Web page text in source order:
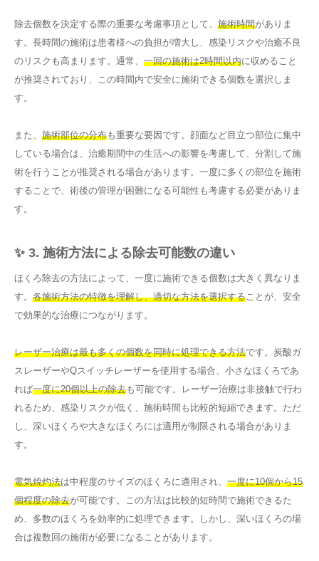
除去個数を決定する際の重要な考慮事項として、 施術時間がありま
す。長時間の施術は患者様への負担が増大し、感染リスクや治癒不良
のリスクも高まります。通常、 一回の施術は2時間以内に収めること
が推奨されており、この時間内で安全に施術できる個数を選択しま
す。
また、 施術部位の分布も重要な要因です。顔面など目立つ部位に集中
している場合は、治癒期間中の生活への影響を考慮して、分割して施
術を行うことが推奨される場合があります。一度に多くの部位を施術
することで、術後の管理が困難になる可能性も考慮する必要がありま
す。
✨ 3. 施術方法による除去可能数の違い
ほくろ除去の方法によって、一度に施術できる個数は大きく異なりま
す。 各施術方法の特徴を理解し、適切な方法を選択する ことが、安全
で効果的な治療につながります。
レーザー治療は最も多くの個数を同時に処理できる方法です。炭酸ガ
スレーザーやQスイッチレーザーを使用する場合、小さなほくろであ
れば一度に20個以上の除去も可能です。レーザー治療は非接触で行わ
れるため、感染リスクが低く、施術時間も比較的短縮できます。ただ
し、深いほくろや大きなほくろには適用が制限される場合がありま
す。
電気焼灼法は中程度のサイズのほくろに適用され、 一度に10個から15
個程度の除去が可能です。この方法は比較的短時間で施術できるた
め、多数のほくろを効率的に処理できます。しかし、深いほくろの場
合は複数回の施術が必要になることがあります。